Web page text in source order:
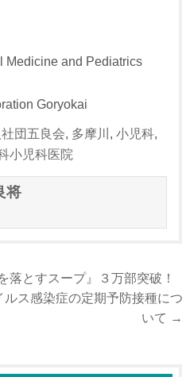
Medicine and Pediatrics
Goryokai
団五良会, 多摩川 ,小児科,
小児科医院
将
とすスープ』３万部突破！
ス感染症の定期予防接種につ
いて →